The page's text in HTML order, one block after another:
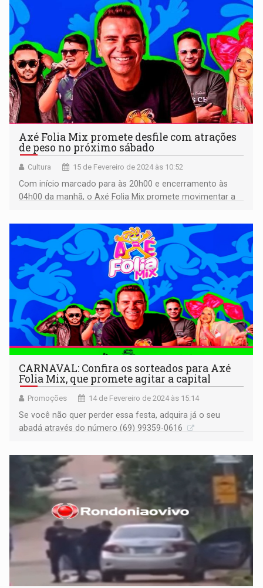
Axé Folia Mix promete desfile com atrações
de peso no próximo sábado
Cultura 15 de Fevereiro de 2024 às 10:52
Com início marcado para às 20h00 e encerramento às
04h00 da manhã, o Axé Folia Mix promete movimentar a
CARNAVAL: Confira os sorteados para Axé
Folia Mix, que promete agitar a capital
Promoções 14 de Fevereiro de 2024 às 15:14
Se você não quer perder essa festa, adquira já o seu
abadá através do número (69) 99359-0616